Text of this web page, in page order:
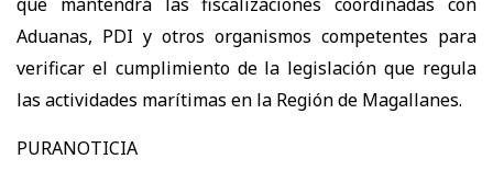
Aduanas, PDI y otros organismos competentes para
verificar el cumplimiento de la legislación que regula
las actividades marítimas en la Región de Magallanes.
PURANOTICIA